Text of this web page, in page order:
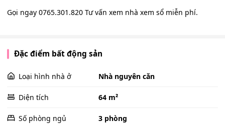
Gọi ngay 0765.301.820 Tư vấn xem nhà xem sổ miễn phí.
Đặc điểm bất động sản
Loại hình nhà ở Nhà nguyên căn
Diện tích 64 m²
Số phòng ngủ 3 phòng